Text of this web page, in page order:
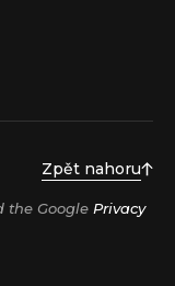
Zpět nahoru
the Google Privacy